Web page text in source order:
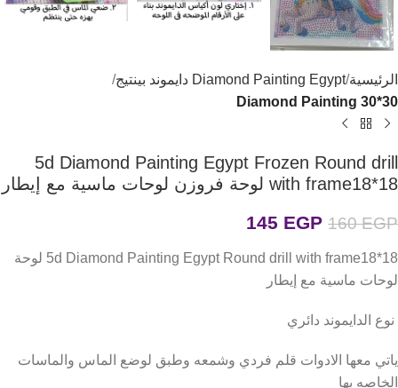
الرئيسية Diamond Painting Egypt دايموند بينتيج
Diamond Painting 30*30
5d Diamond Painting Egypt Frozen Round drill
with frame18*18 لوحة فروزن لوحات ماسية مع إيطار
160EGP
145 EGP
5d Diamond Painting Egypt Round drill with frame18*18 لوحة
لوحات ماسية مع إيطار
نوع الدايموند دائري
ياتي معها الادوات قلم فردي وشمعه وطبق لوضع الماس والماسات
الخاصه بها